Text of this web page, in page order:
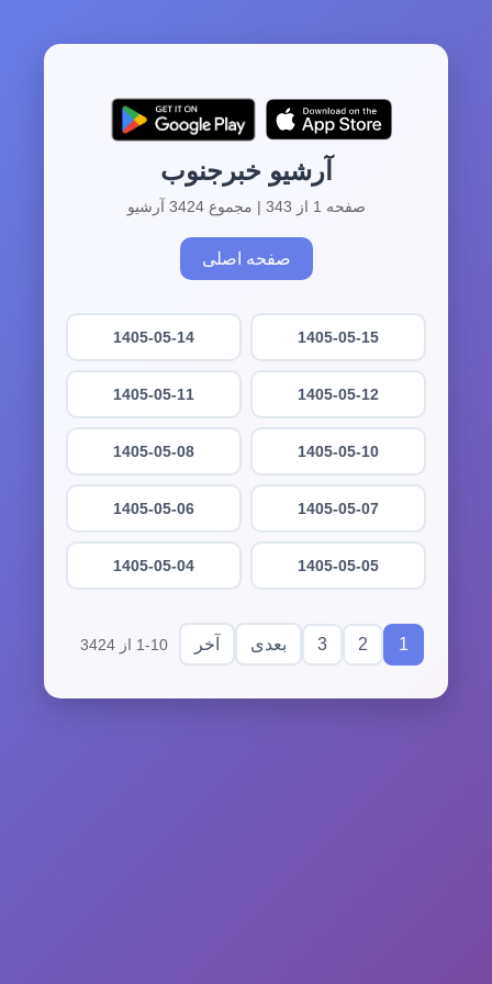
آرشیو خبرجنوب
صفحه 1 از 343 | مجموع 3424 آرشیو
صفحه اصلی
1405-05-15
1405-05-14
1405-05-12
1405-05-11
1405-05-10
1405-05-08
1405-05-07
1405-05-06
1405-05-05
1405-05-04
1
2
3 بعدی آخر 1-10 از 3424